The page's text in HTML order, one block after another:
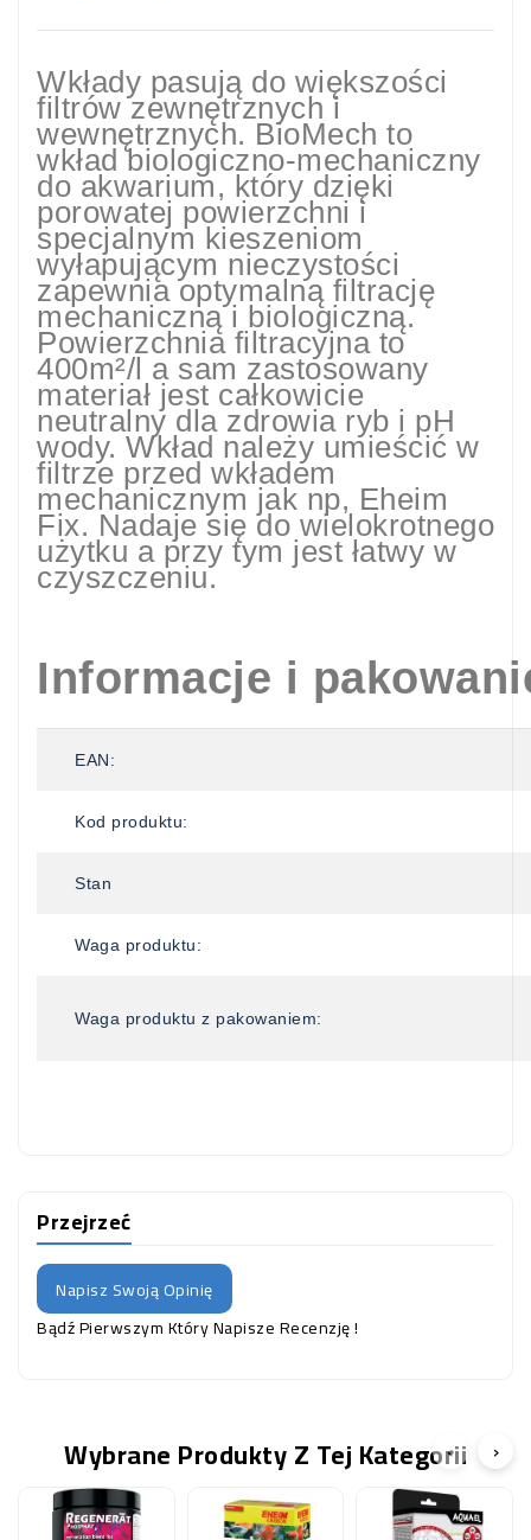
Wkłady pasują do większości
filtrów zewnętrznych i
wewnętrznych. BioMech to
wkład biologiczno-mechaniczny
do akwarium, który dzięki
porowatej powierzchni i
specjalnym kieszeniom
wyłapującym nieczystości
zapewnia optymalną filtrację
mechaniczną i biologiczną.
Powierzchnia filtracyjna to
400m²/l a sam zastosowany
materiał jest całkowicie
neutralny dla zdrowia ryb i pH
wody. Wkład należy umieścić w
filtrze przed wkładem
mechanicznym jak np, Eheim
Fix. Nadaje się do wielokrotnego
użytku a przy tym jest łatwy w
czyszczeniu.
Informacje i
EAN:
Kod produktu:
Stan
Waga produktu:
Waga produktu z pakowaniem:
Przejrzeć
Napisz Swoją Opinię
Bądź Pierwszym Który Napisze Recenzję !
Wybrane Produkty Z Tej Kategorii
‹ ›